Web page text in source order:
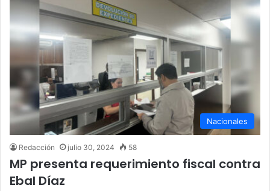
Nacionales
Redacción julio 30, 2024 58
MP presenta requerimiento fiscal contra
Ebal Díaz